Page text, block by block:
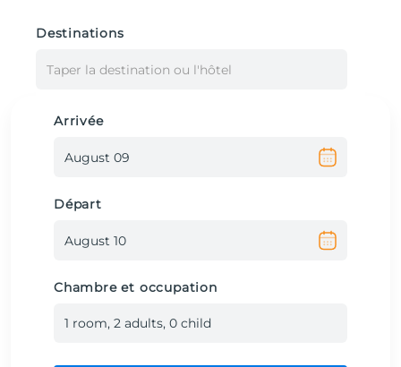
Destinations
Taper la destination ou l'hôtel
Arrivée
Départ
Chambre et occupation
1 room, 2 adults, 0 child